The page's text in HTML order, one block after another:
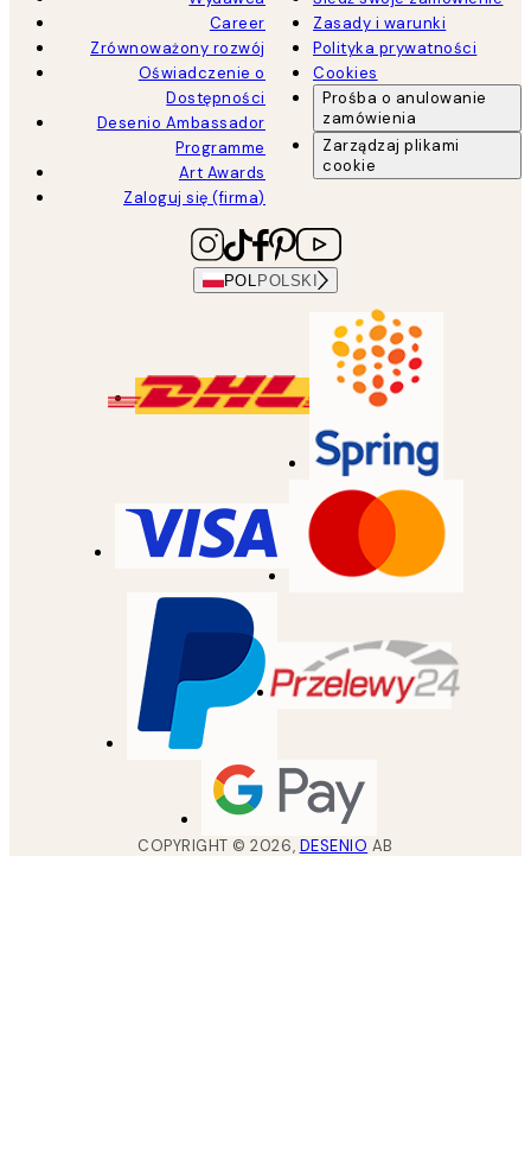
Career
Zrównoważony rozwój
Oświadczenie o
Dostępności
Desenio Ambassador
Programme
Art Awards
Zaloguj się (firma)
Zasady i warunki
Polityka prywatności
Cookies
Prośba o anulowanie
zamówienia
Zarządzaj plikami
cookie
POL POLSKI
COPYRIGHT ©2026, DESENIO AB